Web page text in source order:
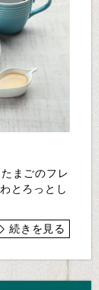
まごのフレ
とろっとし
続きを見る